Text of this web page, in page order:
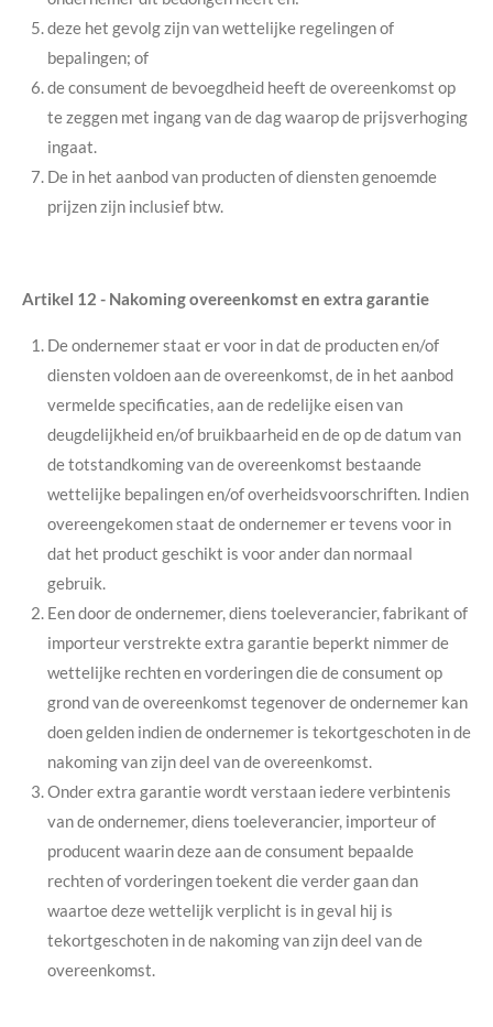
deze het gevolg zijn van wettelijke regelingen of
bepalingen; of
de consument de bevoegdheid heeft de overeenkomst op
te zeggen met ingang van de dag waarop de prijsverhoging
ingaat.
De in het aanbod van producten of diensten genoemde
prijzen zijn inclusief btw.
Artikel 12 - Nakoming overeenkomst en extra garantie
De ondernemer staat er voor in dat de producten en/of
diensten voldoen aan de overeenkomst, de in het aanbod
vermelde specificaties, aan de redelijke eisen van
deugdelijkheid en/of bruikbaarheid en de op de datum van
de totstandkoming van de overeenkomst bestaande
wettelijke bepalingen en/of overheidsvoorschriften. Indien
overeengekomen staat de ondernemer er tevens voor in
dat het product geschikt is voor ander dan normaal
gebruik.
Een door de ondernemer, diens toeleverancier, fabrikant of
importeur verstrekte extra garantie beperkt nimmer de
wettelijke rechten en vorderingen die de consument op
grond van de overeenkomst tegenover de ondernemer kan
doen gelden indien de ondernemer is tekortgeschoten in de
nakoming van zijn deel van de overeenkomst.
Onder extra garantie wordt verstaan iedere verbintenis
van de ondernemer, diens toeleverancier, importeur of
producent waarin deze aan de consument bepaalde
rechten of vorderingen toekent die verder gaan dan
waartoe deze wettelijk verplicht is in geval hij is
tekortgeschoten in de nakoming van zijn deel van de
overeenkomst.